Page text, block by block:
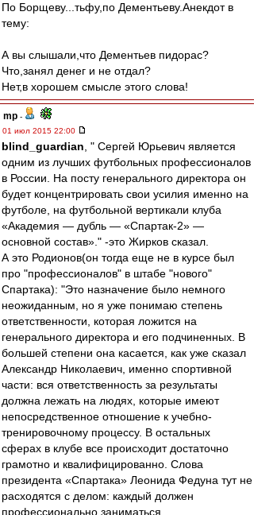
По Борщеву...тьфу,по Дементьеву.Анекдот в
тему:
А вы слышали,что Дементьев пидорас?
Что,занял денег и не отдал?
Нет,в хорошем смысле этого слова!
mp -
01 июл 2015 22:00
blind_guardian , " Сергей Юрьевич является
одним из лучших футбольных профессионалов
в России. На посту генерального директора он
будет концентрировать свои усилия именно на
футболе, на футбольной вертикали клуба
«Академия — дубль — «Спартак-2» —
основной состав»." -это Жирков сказал.
А это Родионов(он тогда еще не в курсе был
про "профессионалов" в штабе "нового"
Спартака): "Это назначение было немного
неожиданным, но я уже понимаю степень
ответственности, которая ложится на
генерального директора и его подчиненных. В
большей степени она касается, как уже сказал
Александр Николаевич, именно спортивной
части: вся ответственность за результаты
должна лежать на людях, которые имеют
непосредственное отношение к учебно-
тренировочному процессу. В остальных
сферах в клубе все происходит достаточно
грамотно и квалифицированно. Слова
президента «Спартака» Леонида Федуна тут не
расходятся с делом: каждый должен
профессионально заниматься